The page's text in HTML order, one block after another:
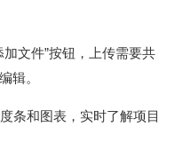
文件”按钮，上传需要共
辑。
条和图表，实时了解项目